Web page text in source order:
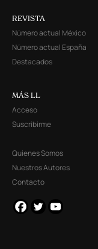
REVISTA
Número actual México
Número actual España
Destacados
MÁS LL
Acceso
Suscribirme
Quienes Somos
Nuestros Autores
Contacto